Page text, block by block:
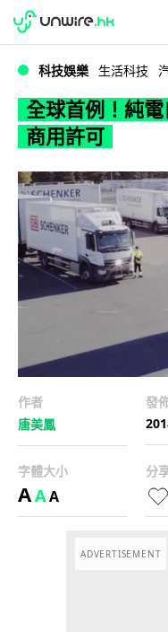
WWDC 2026
科技娛樂 生活科技
全球首例！純
商用許可
作者
唐美鳳
發
字體大小
AAA
分
ADVERTISEMENT